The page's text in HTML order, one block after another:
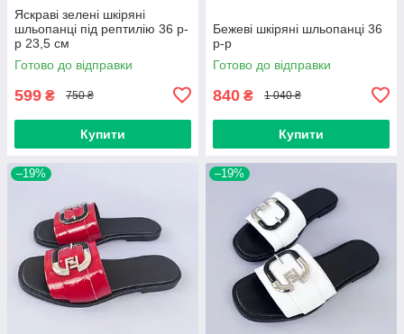
Яскраві зелені шкіряні
шльопанці під рептилію 36 р-
р 23,5 см
Готово до відправки
599 ₴ 750 ₴
Купити
Бежеві шкіряні шльопанці 36
р-р
Готово до відправки
840 ₴ 1 040 ₴
Купити
–19% –19%